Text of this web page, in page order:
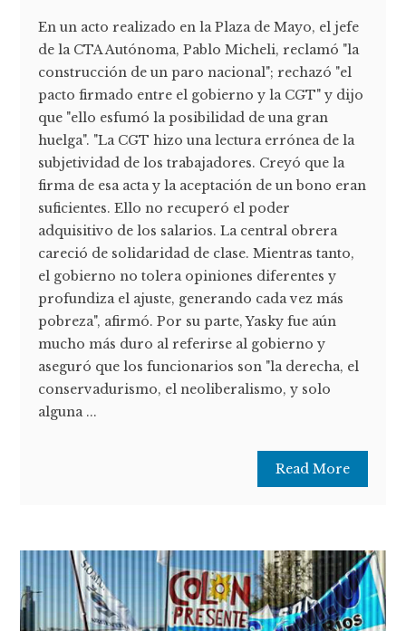
En un acto realizado en la Plaza de Mayo, el jefe
de la CTA Autónoma, Pablo Micheli, reclamó "la
construcción de un paro nacional"; rechazó "el
pacto firmado entre el gobierno y la CGT" y dijo
que "ello esfumó la posibilidad de una gran
huelga". "La CGT hizo una lectura errónea de la
subjetividad de los trabajadores. Creyó que la
firma de esa acta y la aceptación de un bono eran
suficientes. Ello no recuperó el poder
adquisitivo de los salarios. La central obrera
careció de solidaridad de clase. Mientras tanto,
el gobierno no tolera opiniones diferentes y
profundiza el ajuste, generando cada vez más
pobreza", afirmó. Por su parte, Yasky fue aún
mucho más duro al referirse al gobierno y
aseguró que los funcionarios son "la derecha, el
conservadurismo, el neoliberalismo, y solo
alguna ...
Read More